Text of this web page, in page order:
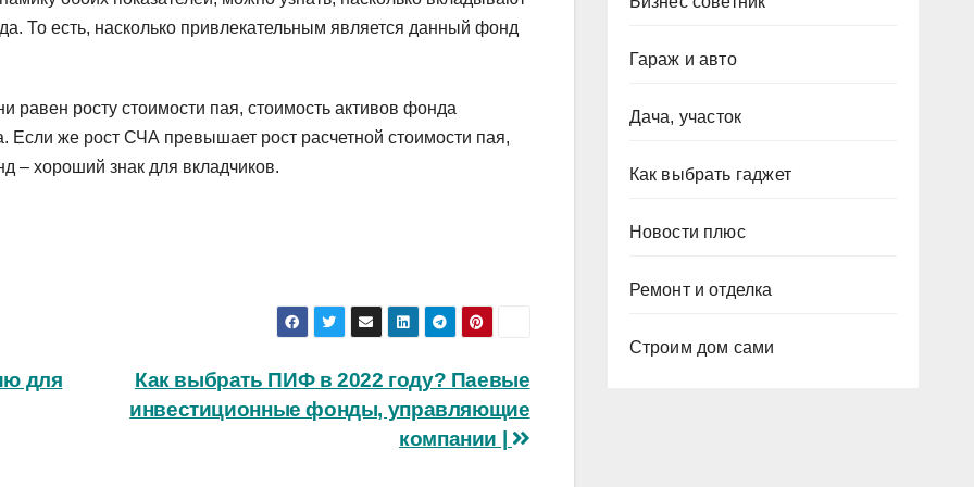
То есть, насколько привлекательным является данный фонд
росту стоимости пая, стоимость активов фонда
Если же рост СЧА превышает рост расчетной стоимости пая,
– хороший знак для вкладчиков.
Как выбрать ПИФ в 2022 году? Паевые
инвестиционные фонды, управляющие
компании |
для
Гараж и авто
Дача, участок
Как выбрать гаджет
Новости плюс
Ремонт и отделка
Строим дом сами